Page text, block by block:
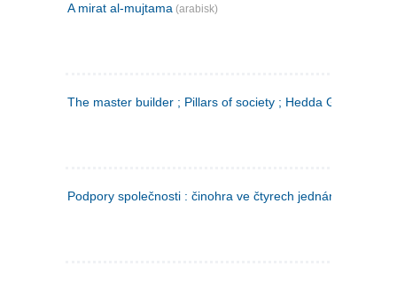
A mirat al-mujtama (arabisk)
The master builder ; Pillars of society ; Hedda Gabler
Podpory společnosti : činohra ve čtyrech jednáních